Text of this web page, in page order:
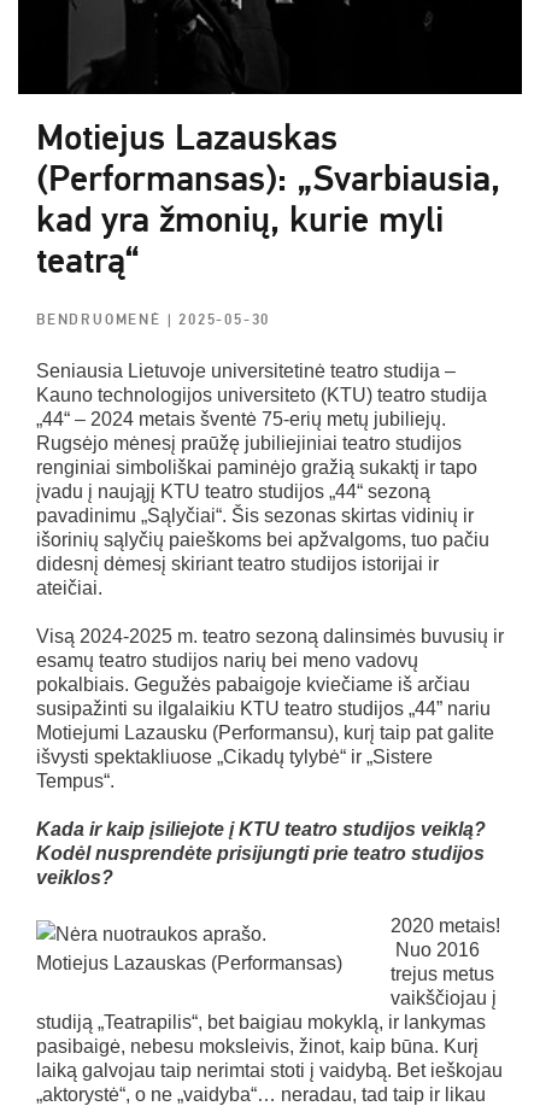
Motiejus Lazauskas
(Performansas): „Svarbiausia,
kad yra žmonių, kurie myli
teatrą“
BENDRUOMENĖ | 2025-05-30
Seniausia Lietuvoje universitetinė teatro studija –
Kauno technologijos universiteto (KTU) teatro studija
„44“ – 2024 metais šventė 75-erių metų jubiliejų.
Rugsėjo mėnesį praūžę jubiliejiniai teatro studijos
renginiai simboliškai paminėjo gražią sukaktį ir tapo
įvadu į naująjį KTU teatro studijos „44“ sezoną
pavadinimu „Sąlyčiai“. Šis sezonas skirtas vidinių ir
išorinių sąlyčių paieškoms bei apžvalgoms, tuo pačiu
didesnį dėmesį skiriant teatro studijos istorijai ir
ateičiai.
Visą 2024-2025 m. teatro sezoną dalinsimės buvusių ir
esamų teatro studijos narių bei meno vadovų
pokalbiais. Gegužės pabaigoje kviečiame iš arčiau
susipažinti su ilgalaikiu KTU teatro studijos „44” nariu
Motiejumi Lazausku (Performansu), kurį taip pat galite
išvysti spektakliuose „Cikadų tylybė“ ir „Sistere
Tempus“.
Kada ir kaip įsiliejote į KTU teatro studijos veiklą?
Kodėl nusprendėte prisijungti prie teatro studijos
veiklos?
Motiejus Lazauskas (Performansas)
2020 metais!
Nuo 2016
trejus metus
vaikščiojau į
studiją „Teatrapilis“, bet baigiau mokyklą, ir lankymas
pasibaigė, nebesu moksleivis, žinot, kaip būna. Kurį
laiką galvojau taip nerimtai stoti į vaidybą. Bet ieškojau
„aktorystė“, o ne „vaidyba“… neradau, tad taip ir likau